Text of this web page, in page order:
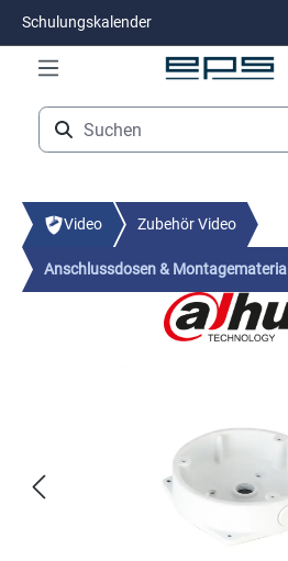
Zum Hauptinhalt springen
Schulungskalender
Video Zubehör Video
Anschlussdosen & Montagematerial